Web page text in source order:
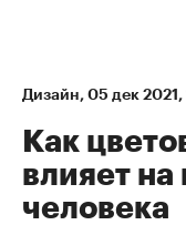
Дизайн⁠, 05 дек 2021,
Как
влияет на
человека